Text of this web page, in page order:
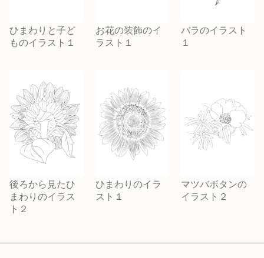
ひまわりと子ど
ものイラスト１
お花の装飾のイ
ラスト１
バラのイラスト
１
後ろから見たひ
まわりのイラス
ト２
ひまわりのイラ
スト１
マツバボタンの
イラスト２